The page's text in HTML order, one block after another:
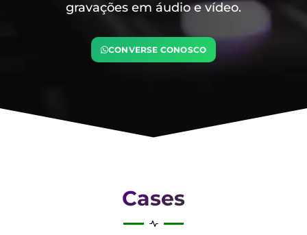
gravações em áudio e vídeo.
CONVERSE CONOSCO
Cases